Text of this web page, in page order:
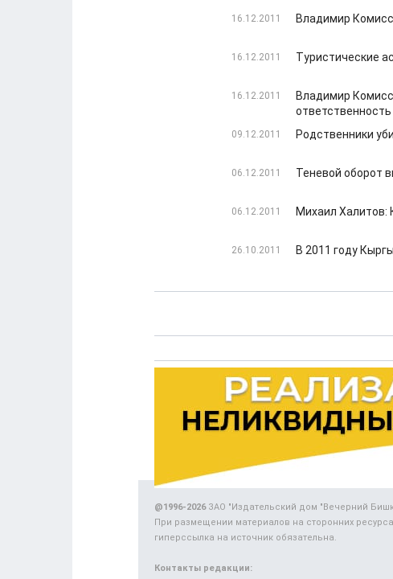
16.12.2011 Владимир
16.12.2011 Туристические
16.12.2011
Владимир
ответственность
09.12.2011 Родственники
06.12.2011 Теневой оборот
06.12.2011 Михаил Халитов:
26.10.2011 В 2011 году
@1996-2026ЗАО "Издательский дом "Вечерний
При размещении материалов на сторонних
гиперссылка на источник обязательна.
Контакты редакции: